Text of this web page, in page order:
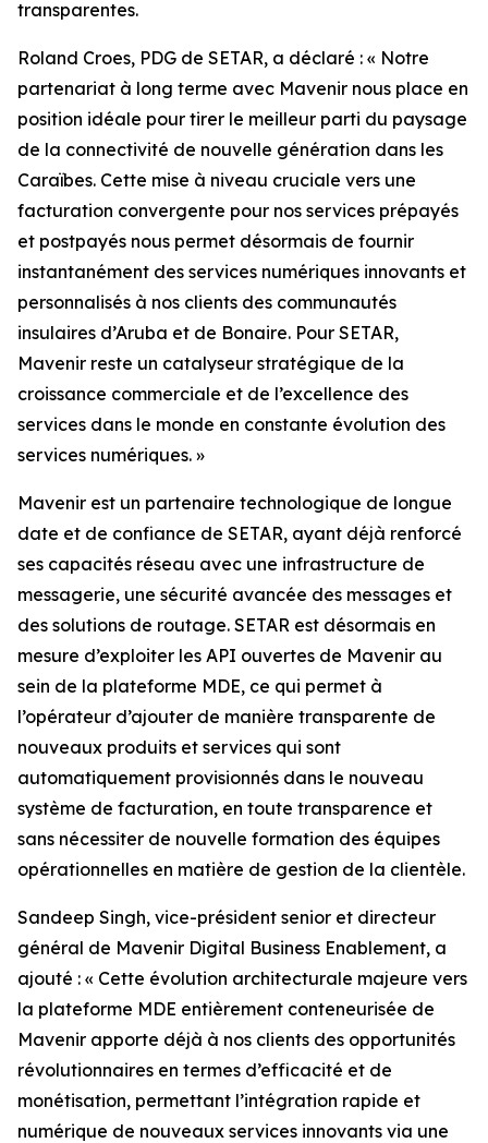
transparentes.
Roland Croes, PDG de SETAR, a déclaré : « Notre
partenariat à long terme avec Mavenir nous place en
position idéale pour tirer le meilleur parti du paysage
de la connectivité de nouvelle génération dans les
Caraïbes. Cette mise à niveau cruciale vers une
facturation convergente pour nos services prépayés
et postpayés nous permet désormais de fournir
instantanément des services numériques innovants et
personnalisés à nos clients des communautés
insulaires d’Aruba et de Bonaire. Pour SETAR,
Mavenir reste un catalyseur stratégique de la
croissance commerciale et de l’excellence des
services dans le monde en constante évolution des
services numériques. »
Mavenir est un partenaire technologique de longue
date et de confiance de SETAR, ayant déjà renforcé
ses capacités réseau avec une infrastructure de
messagerie, une sécurité avancée des messages et
des solutions de routage. SETAR est désormais en
mesure d’exploiter les API ouvertes de Mavenir au
sein de la plateforme MDE, ce qui permet à
l’opérateur d’ajouter de manière transparente de
nouveaux produits et services qui sont
automatiquement provisionnés dans le nouveau
système de facturation, en toute transparence et
sans nécessiter de nouvelle formation des équipes
opérationnelles en matière de gestion de la clientèle.
Sandeep Singh, vice-président senior et directeur
général de Mavenir Digital Business Enablement, a
ajouté : « Cette évolution architecturale majeure vers
la plateforme MDE entièrement conteneurisée de
Mavenir apporte déjà à nos clients des opportunités
révolutionnaires en termes d’efficacité et de
monétisation, permettant l’intégration rapide et
numérique de nouveaux services innovants via une